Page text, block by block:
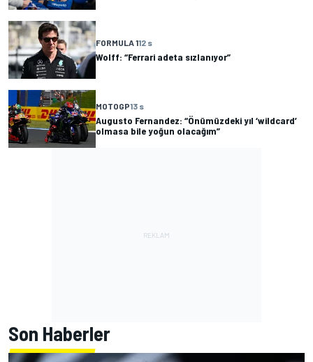
FORMULA 112 s
Wolff: “Ferrari adeta sızlanıyor”
MOTOGP13 s
Augusto Fernandez: “Önümüzdeki yıl ‘wildcard’
olmasa bile yoğun olacağım”
Son Haberler